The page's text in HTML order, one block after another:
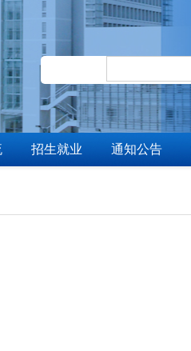
招生就业 通知公告